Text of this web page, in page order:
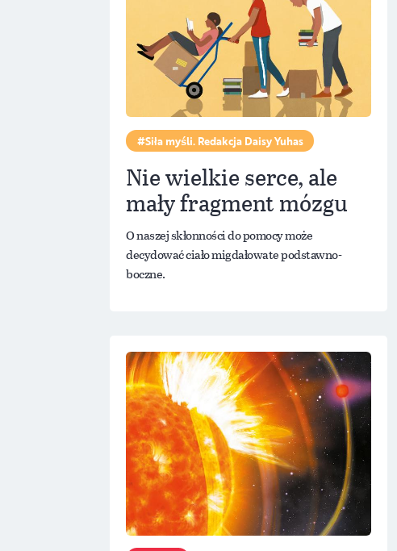
Siła myśli. Redakcja Daisy Yuhas
Nie wielkie serce, ale
mały fragment mózgu
O naszej skłonności do pomocy może
decydować ciało migdałowate podstawno-
boczne.